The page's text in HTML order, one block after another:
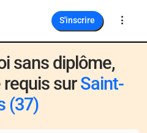
S'inscrire
sans diplôme,
surSaint-
(37)